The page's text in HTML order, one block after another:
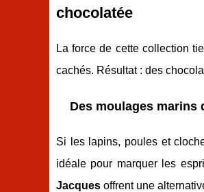
chocolatée
La force de cette collection
cachés. Résultat : des
Des moulages
Si les lapins, poules et
idéale pour marquer les
Jacques offrent une